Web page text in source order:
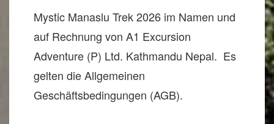
Mystic Manaslu Trek 2026 im Namen und
auf Rechnung von A1 Excursion
Adventure (P) Ltd. Kathmandu Nepal. Es
gelten die Allgemeinen
Geschäftsbedingungen (AGB).